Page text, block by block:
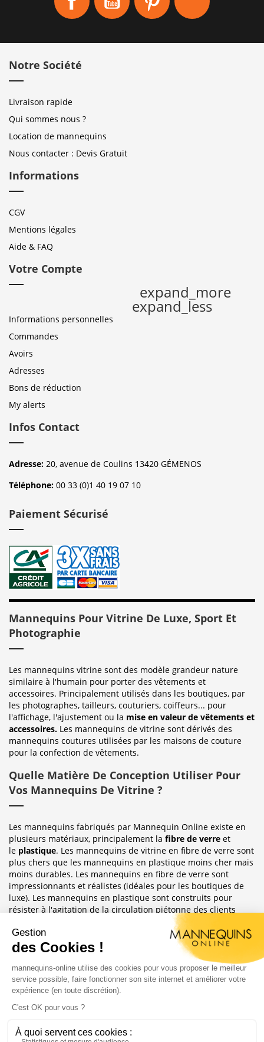
Notre Société
Livraison rapide
Qui sommes nous ?
Location de mannequins
Nous contacter : Devis Gratuit
Informations
CGV
Mentions légales
Aide & FAQ
Votre Compte
expand_more
expand_less
Informations personnelles
Commandes
Avoirs
Adresses
Bons de réduction
My alerts
Infos Contact
Adresse: 20, avenue de Coulins 13420 GÉMENOS
Téléphone: 00 33 (0)1 40 19 07 10
Paiement Sécurisé
Mannequins Pour Vitrine De Luxe, Sport Et
Photographie
Les mannequins vitrine sont des modèle grandeur nature
similaire à l'humain pour porter des vêtements et
accessoires. Principalement utilisés dans les boutiques, par
les photographes, tailleurs, couturiers, coiffeurs... pour
l'affichage, l'ajustement ou la mise en valeur de vêtements et
accessoires. Les mannequins de vitrine sont dérivés des
mannequins coutures utilisées par les maisons de couture
pour la confection de vêtements.
Quelle Matière De Conception Utiliser Pour
Vos Mannequins De Vitrine ?
Les mannequins fabriqués par Mannequin Online existe en
plusieurs matériaux, principalement la fibre de verre et
le plastique. Les mannequins de vitrine en fibre de verre sont
plus chers que les mannequins en plastique moins cher mais
moins durables. Les mannequins en fibre de verre sont
impressionnants et réalistes (idéales pour les boutiques de
luxe). Les mannequins en plastique sont construits pour
résister à l'agitation de la circulation piétonne des clients
habituellement observée dans le magasin où ils sont placés.
Sublimez Vos Boutiques, Vitrines Et
Les mannequins sont idéales pour les magasins de détail, en
étalages de magasin ou décoration de vitrine. Ils ont
d'afficher leurs produits ou prendre des photos.